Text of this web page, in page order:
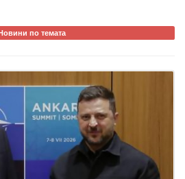
по темата